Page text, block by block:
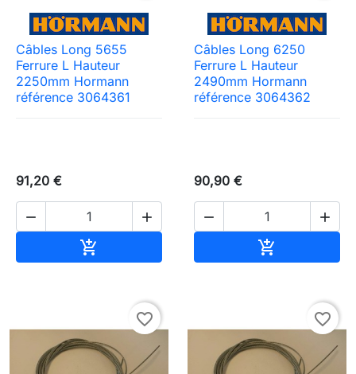
Câbles Long 5655
Ferrure L Hauteur
2250mm Hormann
référence 3064361
91,20 €
 

Câbles Long 6250
Ferrure L Hauteur
2490mm Hormann
référence 3064362
90,90 €
 

favorite_border favorite_border